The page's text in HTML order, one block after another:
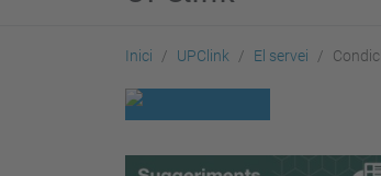
Inici UPClink El servei